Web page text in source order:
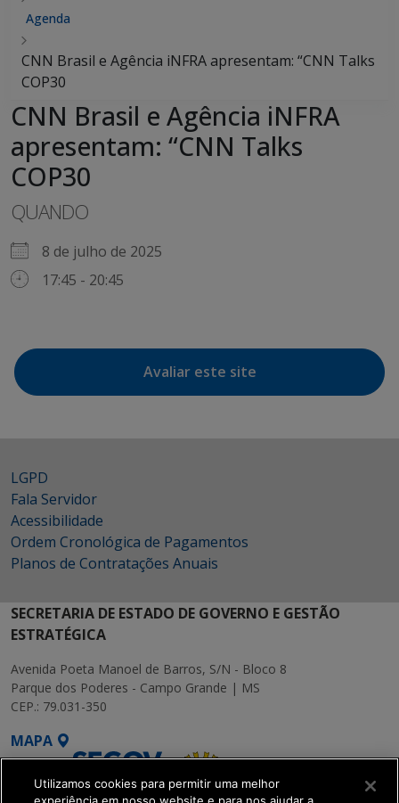
Agenda
CNN Brasil e Agência iNFRA apresentam: “CNN Talks
COP30
CNN Brasil e Agência iNFRA
apresentam: “CNN Talks
COP30
QUANDO
8 de julho de 2025
17:45 - 20:45
Avaliar este site
LGPD
Fala Servidor
Acessibilidade
Ordem Cronológica de Pagamentos
Planos de Contratações Anuais
SECRETARIA DE ESTADO DE GOVERNO E GESTÃO
ESTRATÉGICA
Avenida Poeta Manoel de Barros, S/N - Bloco 8
Parque dos Poderes - Campo Grande | MS
CEP.: 79.031-350
MAPA
Utilizamos cookies para permitir uma melhor